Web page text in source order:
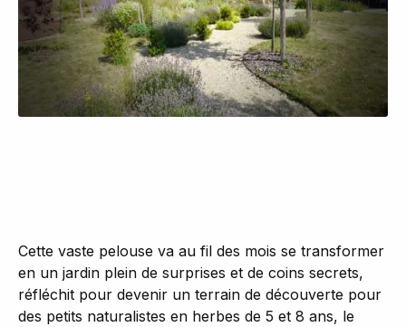
Cette vaste pelouse va au fil des mois se transformer
en un jardin plein de surprises et de coins secrets,
réfléchit pour devenir un terrain de découverte pour
des petits naturalistes en herbes de 5 et 8 ans, le